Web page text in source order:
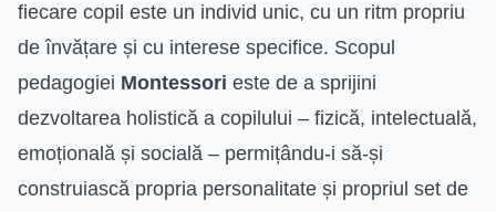
fiecare copil este un individ unic, cu un ritm propriu
de învățare și cu interese specifice. Scopul
pedagogiei Montessori este de a sprijini
dezvoltarea holistică a copilului – fizică, intelectuală,
emoțională și socială – permițându-i să-și
construiască propria personalitate și propriul set de